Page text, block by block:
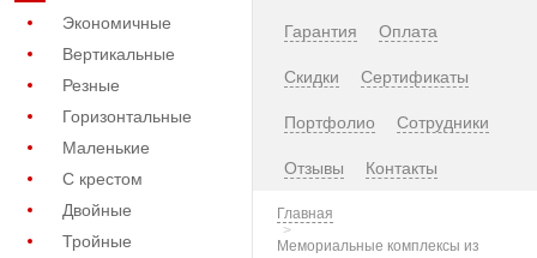
Экономичные
Вертикальные
Резные
Горизонтальные
Маленькие
С крестом
Двойные
Тройные
Гарантия Оплата
Скидки Сертификаты
Портфолио Сотрудники
Отзывы Контакты
Главная
Мемориальные комплексы из